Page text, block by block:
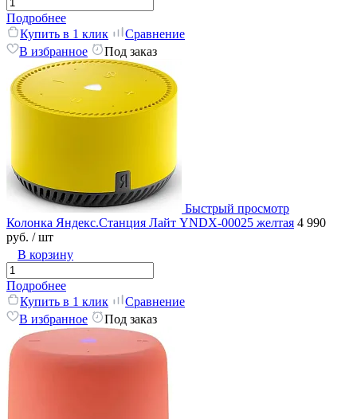
Подробнее
Купить в 1 клик
Сравнение
В избранное
Под заказ
Быстрый просмотр
Колонка Яндекс.Станция Лайт YNDX-00025 желтая 4 990
руб. / шт
В корзину
Подробнее
Купить в 1 клик
Сравнение
В избранное
Под заказ